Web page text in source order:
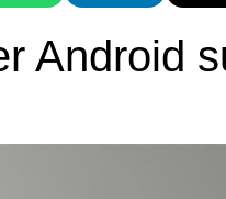
Android